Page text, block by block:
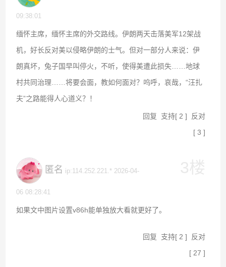
09:38:01
缅怀主席，缅怀主席的外交路线。伊朗两天击落美军12架战
机，好长反对美以侵略伊朗的士气。但对一部分人来说：伊
朗真坏，兔子国早叫停火，不听，使得美遭此损失……地球
村共同治理……将要会面，教如何面对？呜呼，哀哉，“汪扎
夫”之路能得人心道义？！
回复 支持[ 2]
反对
[ 3]
匿名 ip:114.252.221.* 2026-04-
06 08:28:41
如果文中图片设置v86h能单独放大看就更好了。
回复 支持[ 2]
反对
[ 27]